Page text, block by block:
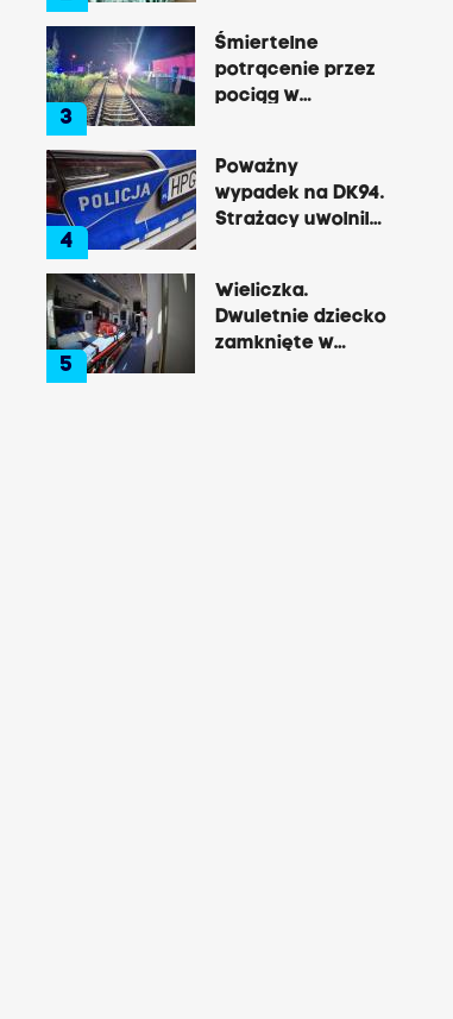
chorobie
3
Śmiertelne
potrącenie przez
pociąg w
trasie do Krakowa
4
Poważny
wypadek na DK94.
Strażacy uwolnili
5
Wieliczka.
Dwuletnie dziecko
zamknięte w